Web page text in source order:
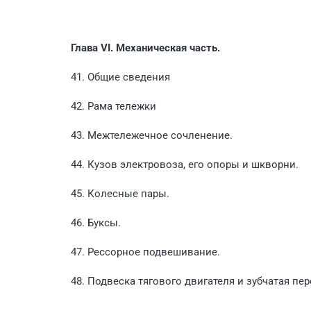
Глава VI. Механическая часть.
41. Общие сведения
42. Рама тележки
43. Межтележечное сочленение.
44. Кузов электровоза, его опоры и шкворни.
45. Колесные пары.
46. Буксы.
47. Рессорное подвешивание.
48. Подвеска тягового двигателя и зубчатая